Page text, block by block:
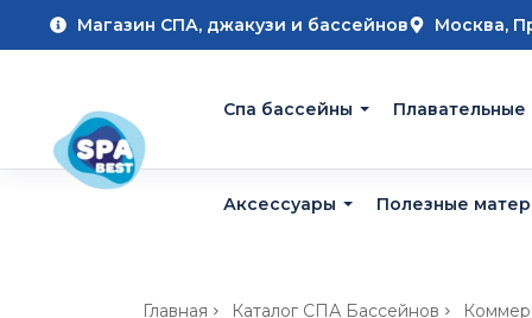
Магазин СПА, джакузи и бассейнов Москва,
Cпа бассейны
Аксессуары Полезные
Главная Каталог СПА Бассейнов